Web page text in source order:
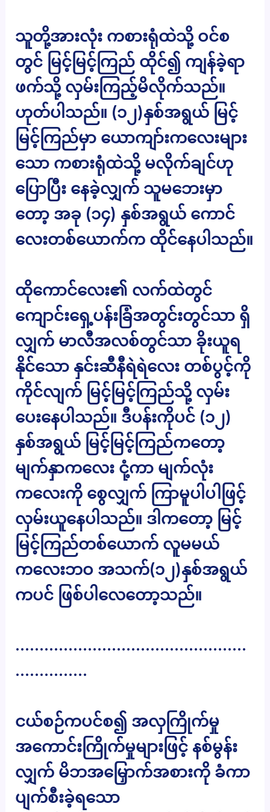
သူတို့အားလုံး ကစားရုံထဲသို့ ဝင်စ
တွင် မြင့်မြင့်ကြည် ထိုင်၍ ကျန်ခဲ့ရာ
ဖက်သို့ လှမ်းကြည့်မိလိုက်သည်။
ဟုတ်ပါသည်။ (၁၂)နှစ်အရွယ် မြင့်
မြင့်ကြည်မှာ ယောကျာ်းကလေးများ
သော ကစားရုံထဲသို့ မလိုက်ချင်ဟု
ပြောပြီး နေခဲ့လျှက် သူမဘေးမှာ
တော့ အခု (၁၄) နှစ်အရွယ် ကောင်
လေးတစ်ယောက်က ထိုင်နေပါသည်။
ထိုကောင်လေး၏ လက်ထဲတွင်
ကျောင်းရှေ့ပန်းခြံအတွင်းတွင်သာ ရှိ
လျှက် မာလီအလစ်တွင်သာ ခိုးယူရ
နိုင်သော နှင်းဆီနီရဲရဲလေး တစ်ပွင့်ကို
ကိုင်လျက် မြင့်မြင့်ကြည်သို့ လှမ်း
ပေးနေပါသည်။ ဒီပန်းကိုပင် (၁၂)
နှစ်အရွယ် မြင့်မြင့်ကြည်ကတော့
မျက်နှာကလေး ငုံ့ကာ မျက်လုံး
ကလေးကို စွေလျှက် ကြာမူပါပါဖြင့်
လှမ်းယူနေပါသည်။ ဒါကတော့ မြင့်
မြင့်ကြည်တစ်ယောက် လူမမယ်
ကလေးဘဝ အသက်(၁၂)နှစ်အရွယ်
ကပင် ဖြစ်ပါလေတော့သည်။
…………………………………………
……………
ငယ်စဉ်ကပင်စ၍ အလှကြိုက်မှု
အကောင်းကြိုက်မှုများဖြင့် နစ်မွန်း
လျှက် မိဘအမြှောက်အစားကို ခံကာ
ပျက်စီးခဲ့ရသော